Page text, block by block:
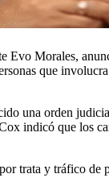
Evo Morales,
que
una orden
indicó que los
trata y tráfico de